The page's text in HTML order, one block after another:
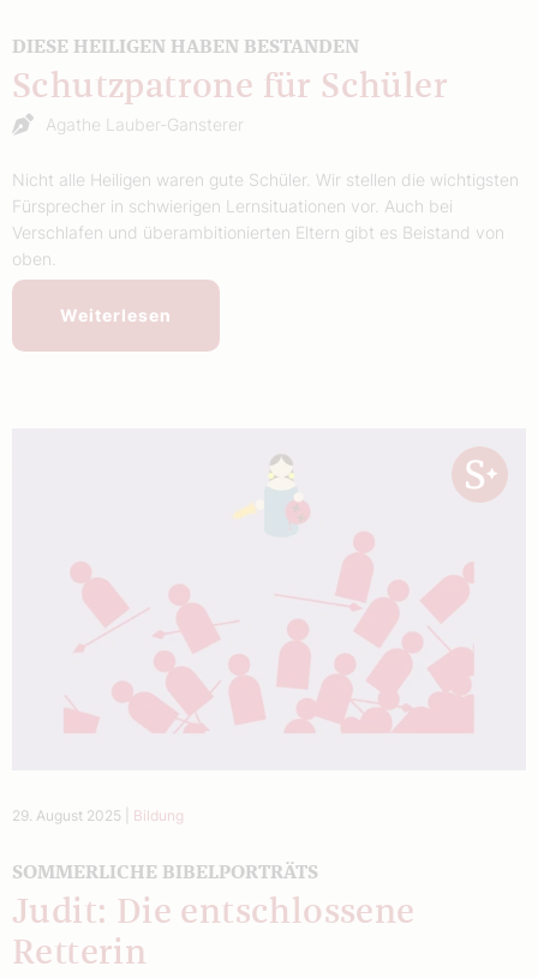
DIESE HEILIGEN HABEN BESTANDEN
Schutzpatrone für Schüler
Agathe Lauber-Gansterer
Nicht alle Heiligen waren gute Schüler. Wir stellen die wichtigsten
Fürsprecher in schwierigen Lernsituationen vor. Auch bei
Verschlafen und überambitionierten Eltern gibt es Beistand von
oben.
Weiterlesen
29. August 2025 Bildung
SOMMERLICHE BIBELPORTRÄTS
Judit: Die entschlossene
Retterin